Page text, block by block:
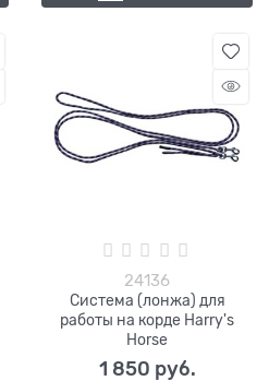
24136
Система (лонжа) для
работы на корде Harry's
Horse
1 850 руб.